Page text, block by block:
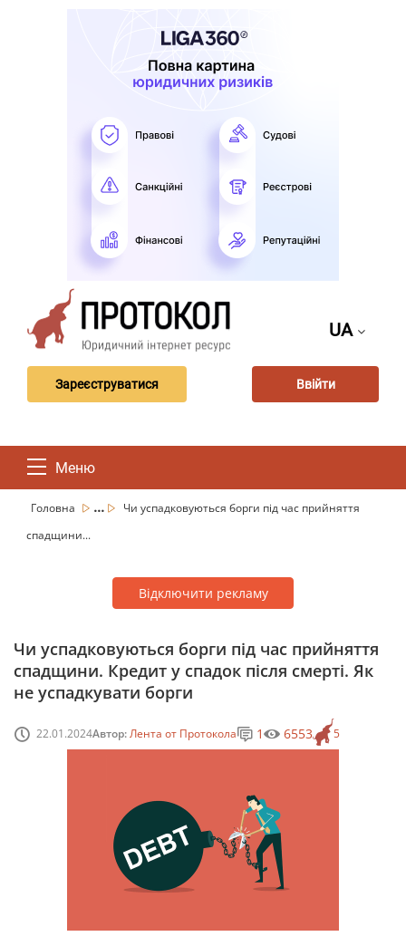
UA
Зареєструватися Ввійти
Меню
Головна ...
Чи успадковуються борги під час прийняття
спадщини...
Відключити рекламу
Чи успадковуються борги під час прийняття
спадщини. Кредит у спадок після смерті. Як
не успадкувати борги
22.01.2024Автор:Лента от Протокола 5
1 6553